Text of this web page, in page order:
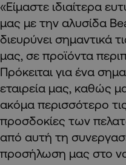
«Είμαστε ιδιαίτερα
μας με την αλυσίδα
διευρύνει σημαντικά
μας, σε προϊόντα
Πρόκειται για ένα
εταιρεία μας, καθώς
ακόμα περισσότερο
προσδοκίες των
από αυτή τη
προσήλωση μας στο